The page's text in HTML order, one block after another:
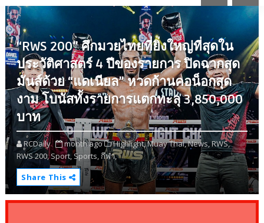
“RWS 200” ศึกมวยไทยที่ยิ่งใหญ่ที่สุดใน
ประวัติศาสตร์ 4 ปีของรายการ ปิดฉากสุด
มันส์ด้วย “แดเนียล” หวดก้านคอน็อกสุด
งาม โบนัสทั้งรายการแตกทะลุ 3,850,000
บาท
RCDaily month ago Highlight,Muay Thai,News,RWS,
RWS 200,Sport,Sports, กีฬา,
Share This